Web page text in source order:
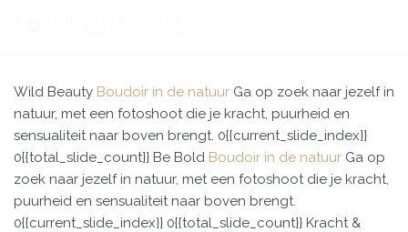
de
inhoud
Wild Beauty Boudoir in de natuur Ga op zoek naar jezelf in
natuur, met een fotoshoot die je kracht, puurheid en
sensualiteit naar boven brengt. 0{{current_slide_index}}
0{{total_slide_count}} Be Bold Boudoir in de natuur Ga op
zoek naar jezelf in natuur, met een fotoshoot die je kracht,
puurheid en sensualiteit naar boven brengt.
0{{current_slide_index}} 0{{total_slide_count}} Kracht &